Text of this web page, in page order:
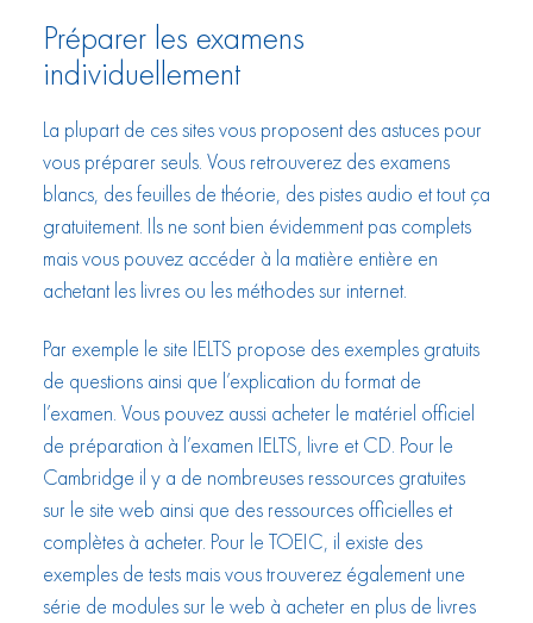
Préparer les examens
individuellement
La plupart de ces sites vous proposent des astuces pour
vous préparer seuls. Vous retrouverez des examens
blancs, des feuilles de théorie, des pistes audio et tout ça
gratuitement. Ils ne sont bien évidemment pas complets
mais vous pouvez accéder à la matière entière en
achetant les livres ou les méthodes sur internet.
Par exemple le site IELTS propose des exemples gratuits
de questions ainsi que l’explication du format de
l’examen. Vous pouvez aussi acheter le matériel officiel
de préparation à l’examen IELTS, livre et CD. Pour le
Cambridge il y a de nombreuses ressources gratuites
sur le site web ainsi que des ressources officielles et
complètes à acheter. Pour le TOEIC, il existe des
exemples de tests mais vous trouverez également une
série de modules sur le web à acheter en plus de livres